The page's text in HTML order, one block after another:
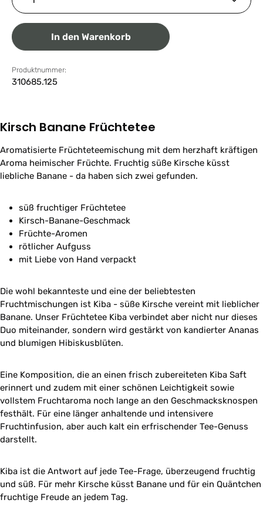
In den Warenkorb
Produktnummer:
310685.125
Kirsch Banane Früchtetee
Aromatisierte Früchteteemischung mit dem herzhaft kräftigen
Aroma heimischer Früchte. Fruchtig süße Kirsche küsst
liebliche Banane - da haben sich zwei gefunden.
süß fruchtiger Früchtetee
Kirsch-Banane-Geschmack
Früchte-Aromen
rötlicher Aufguss
mit Liebe von Hand verpackt
Die wohl bekannteste und eine der beliebtesten
Fruchtmischungen ist Kiba - süße Kirsche vereint mit lieblicher
Banane. Unser Früchtetee Kiba verbindet aber nicht nur dieses
Duo miteinander, sondern wird gestärkt von kandierter Ananas
und blumigen Hibiskusblüten.
Eine Komposition, die an einen frisch zubereiteten Kiba Saft
erinnert und zudem mit einer schönen Leichtigkeit sowie
vollstem Fruchtaroma noch lange an den Geschmacksknospen
festhält. Für eine länger anhaltende und intensivere
Fruchtinfusion, aber auch kalt ein erfrischender Tee-Genuss
darstellt.
Kiba ist die Antwort auf jede Tee-Frage, überzeugend fruchtig
und süß. Für mehr Kirsche küsst Banane und für ein Quäntchen
fruchtige Freude an jedem Tag.